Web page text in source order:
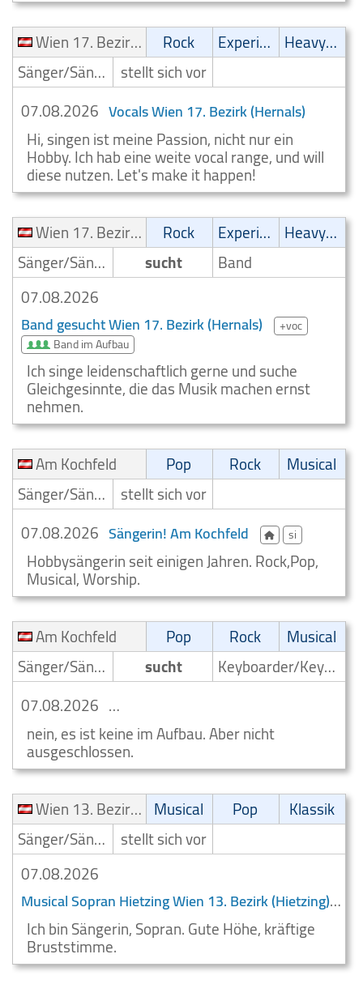
Wien 17. Bezirk (Hernals)
Rock Experimental
Heavy-Metal
Sänger/Sängerin stellt sich vor
07.08.2026 Vocals Wien 17. Bezirk (Hernals)
Hi, singen ist meine Passion, nicht nur ein
Hobby. Ich hab eine weite vocal range, und will
diese nutzen. Let's make it happen!
Wien 17. Bezirk (Hernals)
Rock Experimental
Heavy-Metal
Sänger/Sängerin
sucht
Band
07.08.2026
Band gesucht Wien 17. Bezirk (Hernals)
+voc
Band im Aufbau
Ich singe leidenschaftlich gerne und suche
Gleichgesinnte, die das Musik machen ernst
nehmen.
Am Kochfeld
Pop Rock
Musical
Sänger/Sängerin stellt sich vor
07.08.2026 Sängerin! Am Kochfeld si
Hobbysängerin seit einigen Jahren. Rock,Pop,
Musical, Worship.
Am Kochfeld
Pop Rock
Musical
Sänger/Sängerin
sucht
Keyboarder/Keyboardspieler
07.08.2026
suche Pop Keyboarder Am Kochfeld
nein, es ist keine im Aufbau. Aber nicht
ausgeschlossen.
Wien 13. Bezirk (Hietzing)
Musical Pop
Klassik
Sänger/Sängerin stellt sich vor
07.08.2026
Musical Sopran Hietzing Wien 13. Bezirk (Hietzing)
Ich bin Sängerin, Sopran. Gute Höhe, kräftige
Bruststimme.